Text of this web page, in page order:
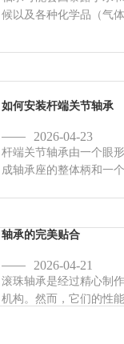
候以及各种化学品（气
在腐蚀性环境中选择密
如何安装杆端关节轴承
2026-04-23
杆端关节轴承由一个眼
成轴承座的整体柄和一
左旋或右旋内螺纹或外螺
轴承的完美贴合
2026-04-21
滚珠轴承是经过精心制
机构。然而，它们的性